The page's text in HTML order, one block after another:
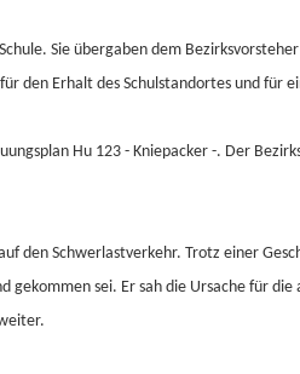
Sie übergaben dem
den Erhalt des Schulstandortes und für
Hu 123 - Kniepacker -. Der
den Schwerlastverkehr. Trotz einer
gekommen sei. Er sah die Ursache für